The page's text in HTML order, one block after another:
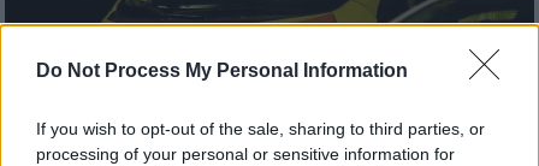
Do Not Process My Personal Information
If you wish to opt-out of the sale, sharing to third parties, or
processing of your personal or sensitive information for
ΕΚΑΒ (EUROKINISSI)